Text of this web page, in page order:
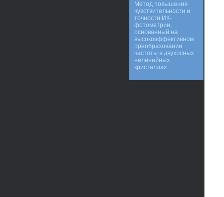
Метод повышения
чувствительности и
точности ИК-
фотометрии,
основанный на
высокоэффективном
преобразовании
частоты в двухосных
нелинейных
кристаллах